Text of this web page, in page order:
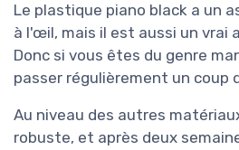
Le plastique piano black a un
à l'œil, mais il est aussi un vrai
Donc si vous êtes du genre
passer régulièrement un coup
Au niveau des autres
robuste, et après deux